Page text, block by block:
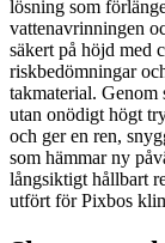
lösning som
vattenavrinningen
säkert på höjd med
riskbedömningar
takmaterial. Genom
utan onödigt högt
och ger en ren,
som hämmar ny
långsiktigt hållbart
utfört för Pixbos